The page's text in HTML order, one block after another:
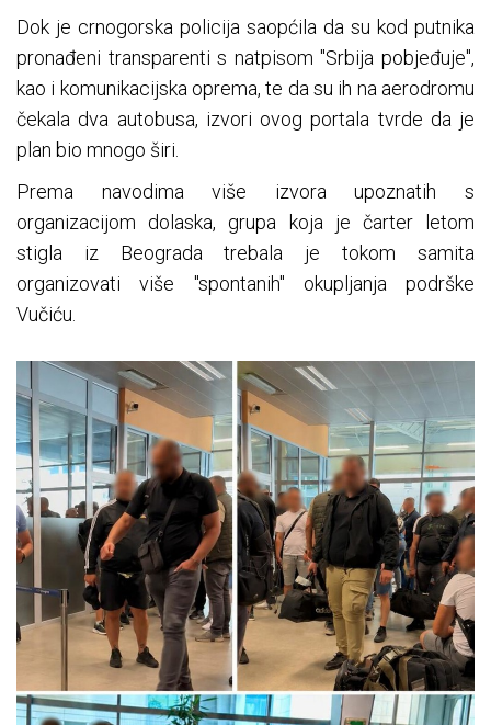
Dok je crnogorska policija saopćila da su kod putnika
pronađeni transparenti s natpisom "Srbija pobjeđuje",
kao i komunikacijska oprema, te da su ih na aerodromu
čekala dva autobusa, izvori ovog portala tvrde da je
plan bio mnogo širi.
Prema navodima više izvora upoznatih s
organizacijom dolaska, grupa koja je čarter letom
stigla iz Beograda trebala je tokom samita
organizovati više "spontanih" okupljanja podrške
Vučiću.